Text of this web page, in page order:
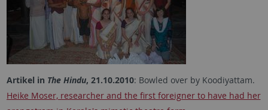
Artikel in The Hindu, 21.10.2010: Bowled over by Koodiyattam.
Heike Moser, researcher and the first foreigner to have had her